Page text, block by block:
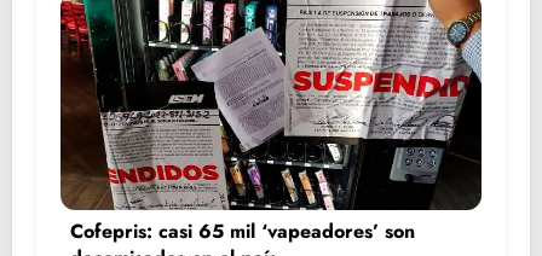
Cofepris: casi 65 mil ‘vapeadores’ son